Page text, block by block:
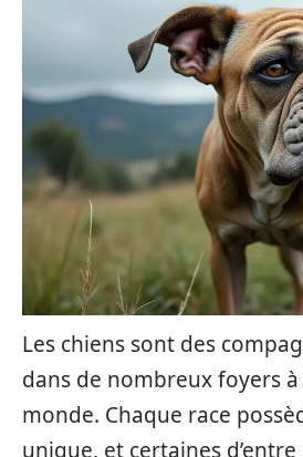
Les chiens sont des
dans de nombreux foyers
monde. Chaque race
unique, et certaines d’entre